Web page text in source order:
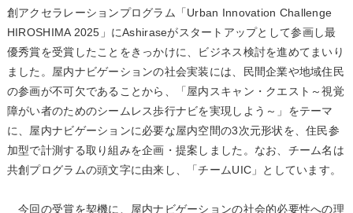
創アクセラレーションプログラム「Urban Innovation Challenge
HIROSHIMA 2025」にAshiraseがスタートアップとして参画し最
優秀賞を受賞したことをきっかけに、ビジネス検討を進めてまいり
ました。屋内ナビゲーションの社会実装には、民間企業や地域住民
の参画が不可欠であることから、「屋内スキャン・クエスト～視覚
障がい者のためのシームレス歩行ナビを実現しよう～」をテーマ
に、屋内ナビゲーションに必要な屋内空間の3次元形状を、住民参
加型で計測する取り組みを企画・提案しました。なお、チーム名は
共創プログラムの頭文字に由来し、「チームUIC」としています。
今回の受賞を契機に、屋内ナビゲーションの社会的必要性への理